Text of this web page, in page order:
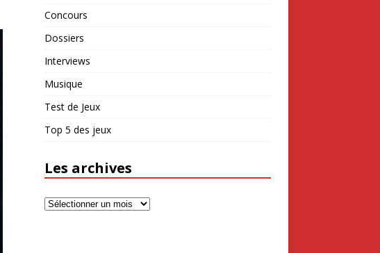
Concours
Dossiers
Interviews
Musique
Test de Jeux
Top 5 des jeux
Les archives